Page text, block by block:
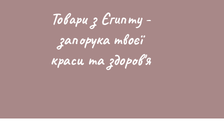
Товари з Єгипту -
запорука твоєї
краси та здоров'я